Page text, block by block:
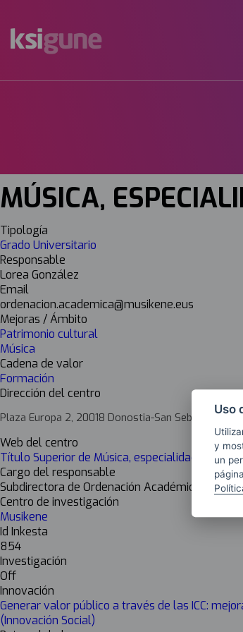
MÚSICA,
Tipología
Grado Universitario
Responsable
Lorea González
Email
ordenacion.academica@musikene.eus
Mejoras / Ámbito
Patrimonio cultural
Música
Cadena de valor
Formación
Dirección del centro
Plaza Europa 2, 20018 Donostia-San Sebastián,
Web del centro
Título Superior de Música, especialidad en
Cargo del responsable
Subdirectora de Ordenación Académica
Centro de investigación
Musikene
Id Inkesta
854
Investigación
Off
Innovación
Generar valor público a través de las ICC:
(Innovación Social)
Uso
y
un